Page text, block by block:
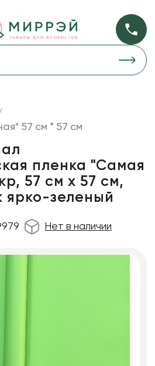
Упаковка для
57 см * 57 см
пленка "Самая
57 см х 57 см,
ярко-зеленый
Нет в наличии